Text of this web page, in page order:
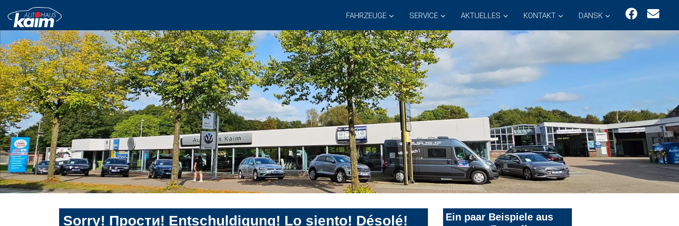
FAHRZEUGE SERVICE AKTUELLES KONTAKT DANSK
Sorry! Прости! Entschuldigung! Lo siento! Désolé!
Ein paar Beispiele aus